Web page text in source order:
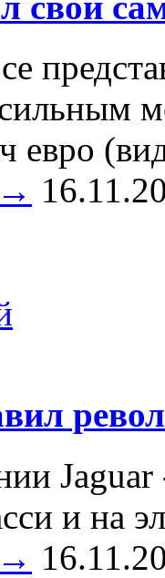
евро
Jaguar
и на